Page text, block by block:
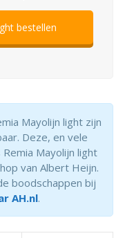
bestellen
Mayolijn light zijn
Deze, en vele
Mayolijn light
van Albert Heijn.
boodschappen bij
AH.nl.